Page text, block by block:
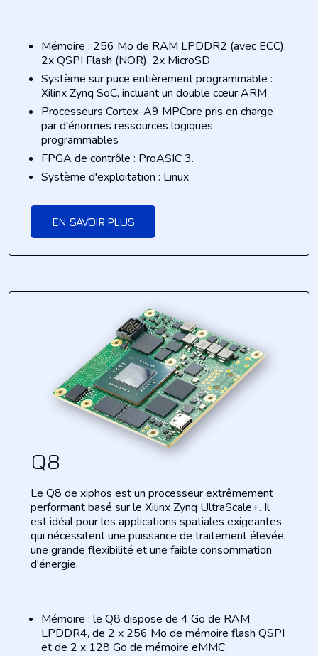
Mémoire : 256 Mo de RAM LPDDR2 (avec ECC),
2x QSPI Flash (NOR), 2x MicroSD
Système sur puce entièrement programmable :
Xilinx Zynq SoC, incluant un double cœur ARM
Processeurs Cortex-A9 MPCore pris en charge
par d'énormes ressources logiques
programmables
FPGA de contrôle : ProASIC 3.
Système d'exploitation : Linux
EN SAVOIR PLUS
Q8
Le Q8 de xiphos est un processeur extrêmement
performant basé sur le Xilinx Zynq UltraScale+. Il
est idéal pour les applications spatiales exigeantes
qui nécessitent une puissance de traitement élevée,
une grande flexibilité et une faible consommation
d'énergie.
Mémoire : le Q8 dispose de 4 Go de RAM
LPDDR4, de 2 x 256 Mo de mémoire flash QSPI
et de 2 x 128 Go de mémoire eMMC.